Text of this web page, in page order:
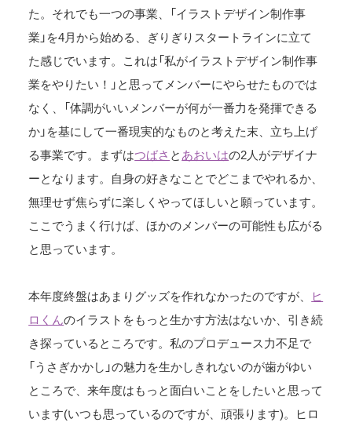
た。それでも一つの事業、「イラストデザイン制作事
業」を4月から始める、ぎりぎりスタートラインに立て
た感じでいます。これは「私がイラストデザイン制作事
業をやりたい！」と思ってメンバーにやらせたものでは
なく、「体調がいいメンバーが何が一番力を発揮できる
か」を基にして一番現実的なものと考えた末、立ち上げ
る事業です。まずはつばさ とあおいはの2人がデザイナ
ーとなります。自身の好きなことでどこまでやれるか、
無理せず焦らずに楽しくやってほしいと願っています。
ここでうまく行けば、ほかのメンバーの可能性も広がる
と思っています。
本年度終盤はあまりグッズを作れなかったのですが、
ヒ
ロくんのイラストをもっと生かす方法はないか、引き続
き探っているところです。私のプロデュース力不足で
「うさぎかかし」の魅力を生かしきれないのが歯がゆい
ところで、来年度はもっと面白いことをしたいと思って
います(いつも思っているのですが、頑張ります)。ヒロ